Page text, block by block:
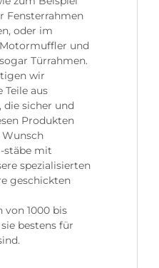
Fensterrahmen
oder im
und
Türrahmen.
wir
aus
sicher und
Produkten
stäbe mit
spezialisierten
geschickten
1000 bis
bestens für